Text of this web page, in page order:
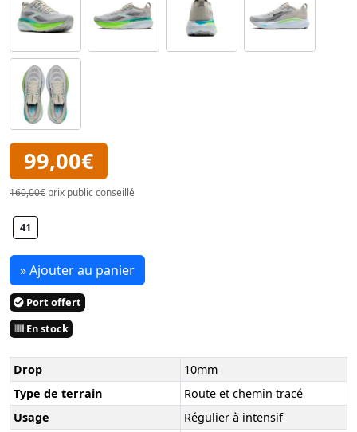
99,00€
160,00€ prix public conseillé
41
» Ajouter au panier
Port offert
En stock
Drop
10mm
Type de terrain
Route et chemin tracé
Usage
Régulier à intensif